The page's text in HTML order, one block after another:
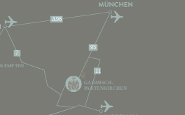
A96
95
11
7
KEMPTEN
GARMISCH-
PARTENKIRCHEN